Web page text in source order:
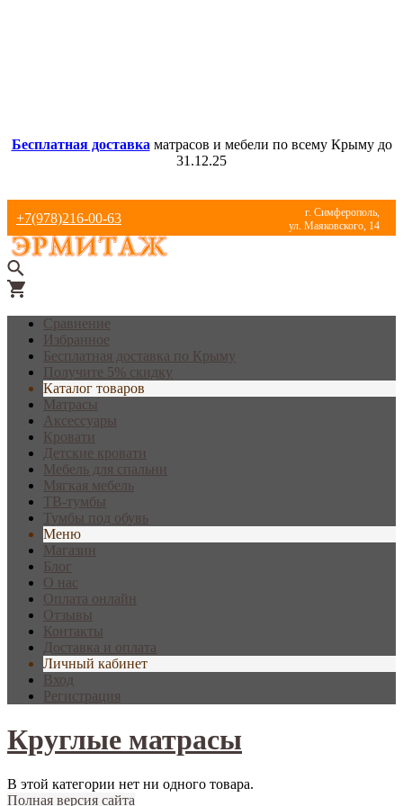
Бесплатная доставка матрасов и мебели по всему Крыму до
31.12.25
+7(978)216-00-63
г. Симферополь,
ул. Маяковского, 14
Сравнение
Избранное
Бесплатная доставка по Крыму
Получите 5% скидку
Каталог товаров
Матрасы
Аксессуары
Кровати
Детские кровати
Мебель для спальни
Мягкая мебель
ТВ-тумбы
Тумбы под обувь
Меню
Магазин
Блог
О нас
Оплата онлайн
Отзывы
Контакты
Доставка и оплата
Личный кабинет
Вход
Регистрация
Круглые матрасы
В этой категории нет ни одного товара.
Полная версия сайта